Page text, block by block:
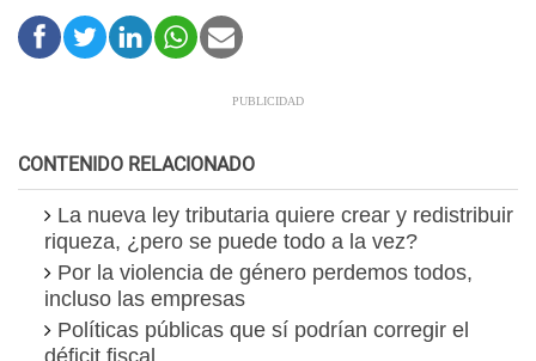
CONTENIDO RELACIONADO
La nueva ley tributaria quiere crear y redistribuir
riqueza, ¿pero se puede todo a la vez?
Por la violencia de género perdemos todos,
incluso las empresas
Políticas públicas que sí podrían corregir el